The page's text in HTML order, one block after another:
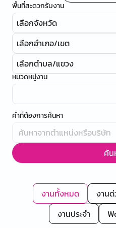
พื้นที่สะดวกรับงาน
เลือกจังหวัด
เลือกอำเภอ/เขต
เลือกตำบล/แขวง
หมวดหมู่งาน
คำที่ต้องการค้นหา
ค้น
งานทั้งหมด งาน
งานประจำ